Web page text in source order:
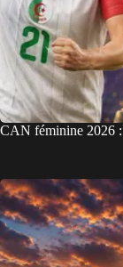
CAN féminine 2026 :